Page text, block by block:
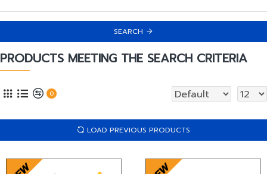
SEARCH
PRODUCTS MEETING THE SEARCH CRITERIA
0
LOAD PREVIOUS PRODUCTS